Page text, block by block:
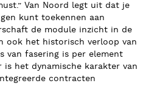
Van Noord legt uit dat je
kunt toekennen aan
de module inzicht in de
ook het historisch verloop van
van fasering is per element
is het dynamische karakter van
contracten